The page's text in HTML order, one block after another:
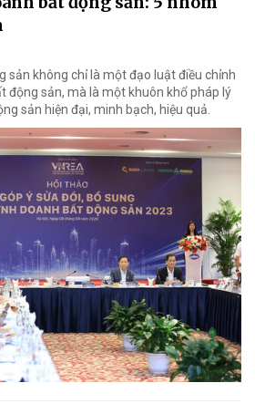
sản không chỉ là một đạo luật điều chỉnh
động sản, mà là một khuôn khổ pháp lý
sản hiện đại, minh bạch, hiệu quả.